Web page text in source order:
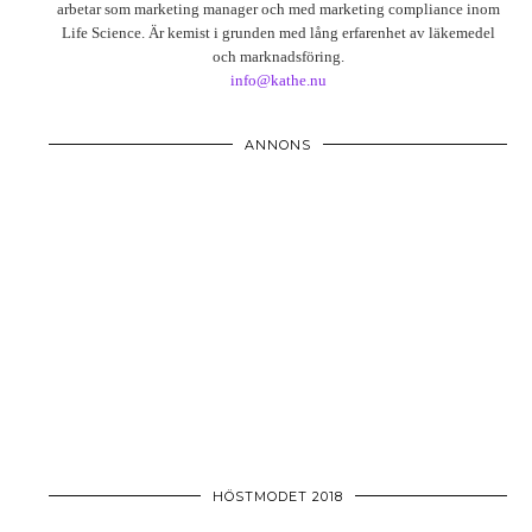
arbetar som marketing manager och med marketing compliance inom
Life Science. Är kemist i grunden med lång erfarenhet av läkemedel
och marknadsföring.
info@kathe.nu
ANNONS
HÖSTMODET 2018